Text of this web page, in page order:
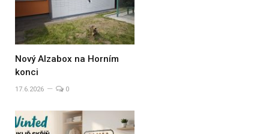
Nový Alzabox na Horním
konci
17.6.2026 0